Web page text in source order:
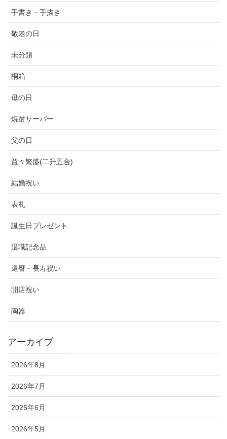
手書き・手描き
敬老の日
未分類
桐箱
母の日
焼酎サーバー
父の日
益々繁盛(二升五合)
結婚祝い
表札
誕生日プレゼント
退職記念品
還暦・長寿祝い
開店祝い
陶器
アーカイブ
2026年8月
2026年7月
2026年6月
2026年5月